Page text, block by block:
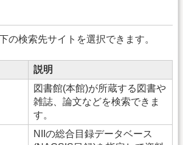
の検索先サイトを選択できます。
説明
図書館(本館)が所蔵する図書や
雑誌、論文などを検索できま
す。
NIIの総合目録データベース